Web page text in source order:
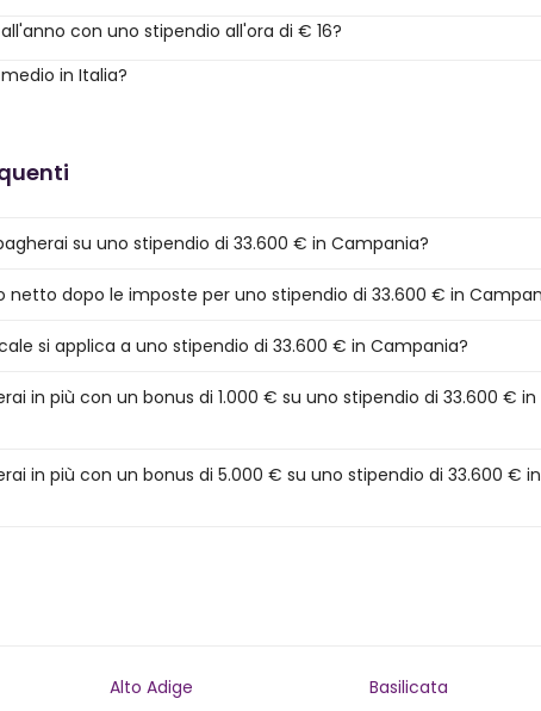
con uno stipendio all'ora di € 16?
in Italia?
su uno stipendio di 33.600 € in Campania?
netto dopo le imposte per uno stipendio di 33.600 € in
si applica a uno stipendio di 33.600 € in Campania?
in più con un bonus di 1.000 € su uno stipendio di 33.600 € in
in più con un bonus di 5.000 € su uno stipendio di 33.600 € in
Alto Adige
Basilicata